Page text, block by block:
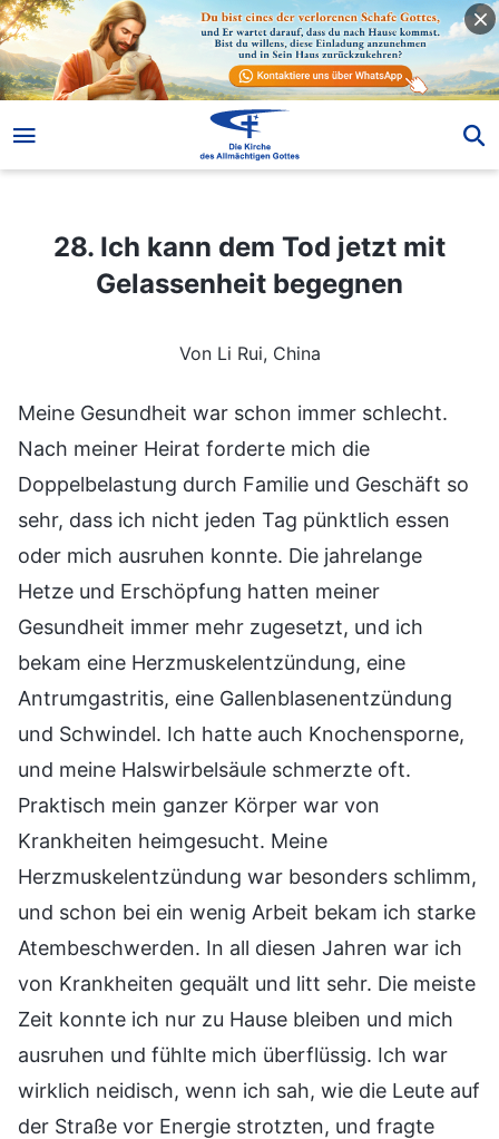
28. Ich kann dem Tod jetzt mit Gelassenheit begegnen
28. Ich kann dem Tod jetzt mit
Gelassenheit begegnen
Von Li Rui, China
Meine Gesundheit war schon immer schlecht.
Nach meiner Heirat forderte mich die
Doppelbelastung durch Familie und Geschäft so
sehr, dass ich nicht jeden Tag pünktlich essen
oder mich ausruhen konnte. Die jahrelange
Hetze und Erschöpfung hatten meiner
Gesundheit immer mehr zugesetzt, und ich
bekam eine Herzmuskelentzündung, eine
Antrumgastritis, eine Gallenblasenentzündung
und Schwindel. Ich hatte auch Knochensporne,
und meine Halswirbelsäule schmerzte oft.
Praktisch mein ganzer Körper war von
Krankheiten heimgesucht. Meine
Herzmuskelentzündung war besonders schlimm,
und schon bei ein wenig Arbeit bekam ich starke
Atembeschwerden. In all diesen Jahren war ich
von Krankheiten gequält und litt sehr. Die meiste
Zeit konnte ich nur zu Hause bleiben und mich
ausruhen und fühlte mich überflüssig. Ich war
wirklich neidisch, wenn ich sah, wie die Leute auf
der Straße vor Energie strotzten, und fragte